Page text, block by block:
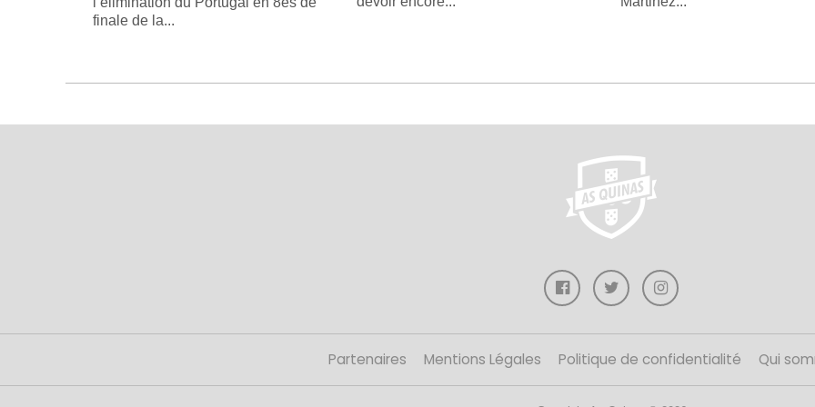
finale de la...
Partenaires Mentions Légales Politique de confidentialité Qui